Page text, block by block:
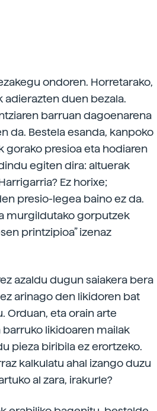
ondoren. Horretarako,
adierazten duen bezala.
barruan dagoenarena
da. Bestela esanda, kanpoko
gorako presioa eta hodiaren
egiten dira: altuerak
Ez horixe;
presio-legea baino ez da.
murgildutako gorputzek
printzipioa” izenaz
azaldu dugun saiakera bera
arinago den likidoren bat
Orduan, eta orain arte
likidoaren mailak
pieza biribila ez erortzeko.
kalkulatu ahal izango duzu
al zara, irakurle?